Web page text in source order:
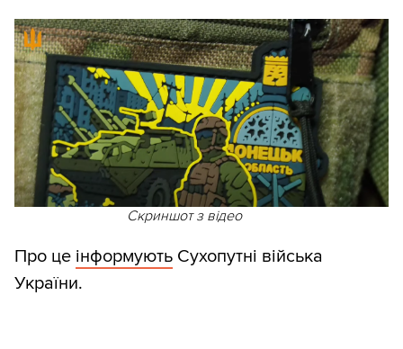
Скриншот з відео
Про це інформують Сухопутні війська
України.